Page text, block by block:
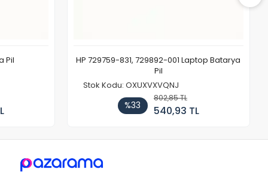
Pil
HP 729759-831, 729892-001 Laptop Batarya
Pil
Stok Kodu: OXUXVXVQNJ
%33
802,85 TL
540,93 TL